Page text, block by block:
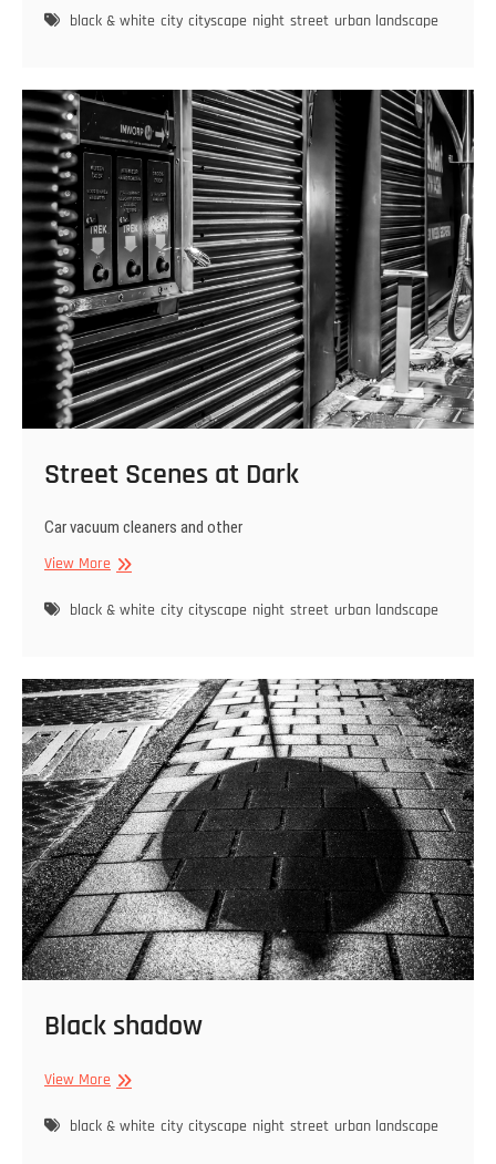
Zuid-
black & white city cityscape night street urban landscape
Street Scenes at Dark
Car vacuum cleaners and other
View MoreStreet
at
black & white city cityscape night street urban landscape
Black shadow
View MoreBlack
black & white city cityscape night street urban landscape